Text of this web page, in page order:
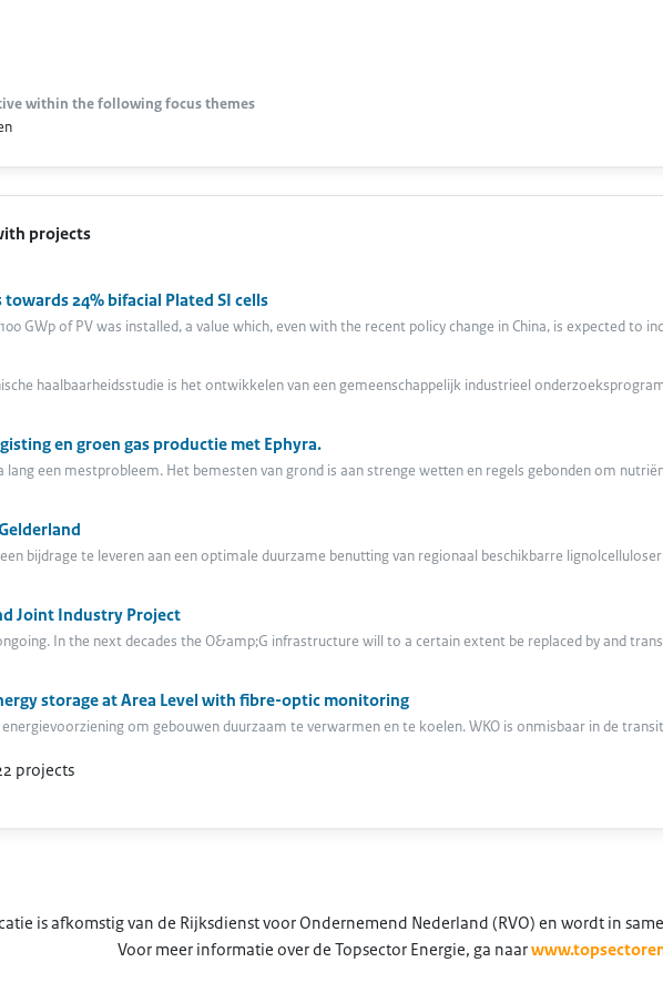
within the following focus themes
projects
24% bifacial Plated SI cells
GWp of PV was installed, a value which, even with the recent policy change in China, is expected to
haalbaarheidsstudie is het ontwikkelen van een gemeenschappelijk industrieel
en groen gas productie met Ephyra.
lang een mestprobleem. Het bemesten van grond is aan strenge wetten en regels gebonden om
bijdrage te leveren aan een optimale duurzame benutting van regionaal beschikbarre
Joint Industry Project
In the next decades the O&amp;G infrastructure will to a certain extent be replaced by and
storage at Area Level with fibre-optic monitoring
om gebouwen duurzaam te verwarmen en te koelen. WKO is onmisbaar in de
projects
is afkomstig van de Rijksdienst voor Ondernemend Nederland (RVO) en wordt in
Voor meer informatie over de Topsector Energie, ga naar